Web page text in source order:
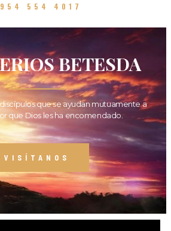
954 554 4017
BETESDA
que se ayudan mutuamente a
que Dios les ha encomendado.
VISÍTANOS